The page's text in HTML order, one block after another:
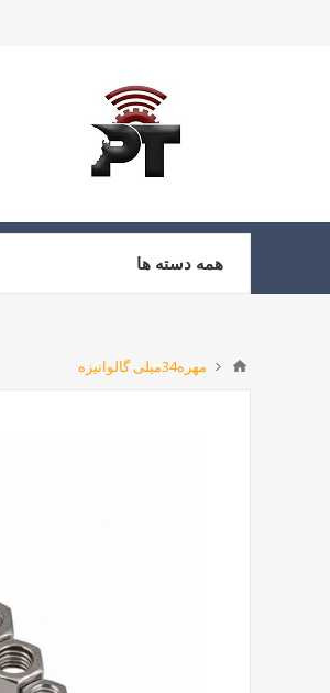
همه دسته ها
مهره34میلی گالوانیزه